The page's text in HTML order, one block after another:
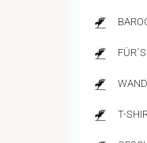
T-